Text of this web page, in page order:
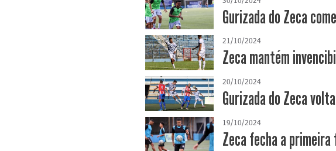
Gurizada do Zeca
21/10/2024
Zeca mantém
20/10/2024
Gurizada do Zeca
19/10/2024
Zeca fecha a primeira